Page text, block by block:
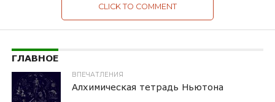
CLICK TO COMMENT
ГЛАВНОЕ
ВПЕЧАТЛЕНИЯ
Алхимическая тетрадь Ньютона